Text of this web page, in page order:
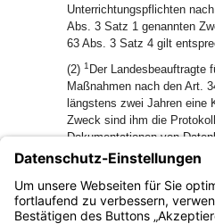
Unterrichtungspflichten
Abs. 3 Satz 1 genannten
63 Abs. 3 Satz 4 gilt
(2) 1 Der Landesbeauftragte
Maßnahmen nach den Art.
längstens zwei Jahren eine
Zweck sind ihm die
Dokumentationen von
von Unterlagen in
Sobald sie hierfür
Satz 3 genannten Zwecke
sie zu löschen.